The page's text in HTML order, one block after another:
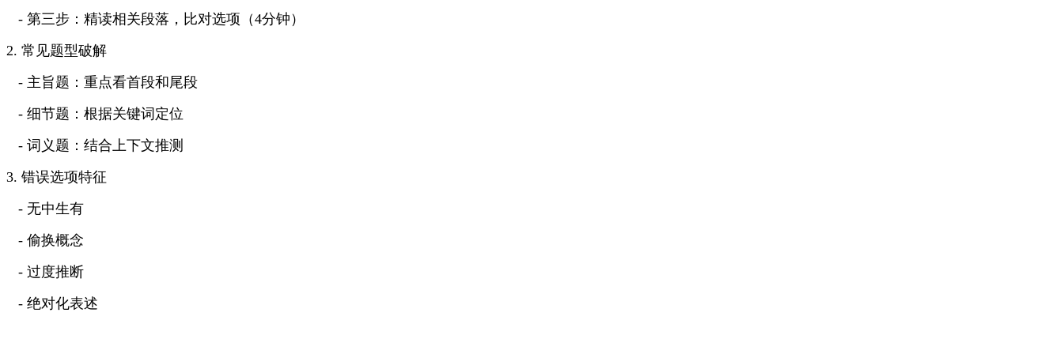
- 第三步：精读相关段落，比对选项（4分钟）
2. 常见题型破解
- 主旨题：重点看首段和尾段
- 细节题：根据关键词定位
- 词义题：结合上下文推测
3. 错误选项特征
- 无中生有
- 偷换概念
- 过度推断
- 绝对化表述